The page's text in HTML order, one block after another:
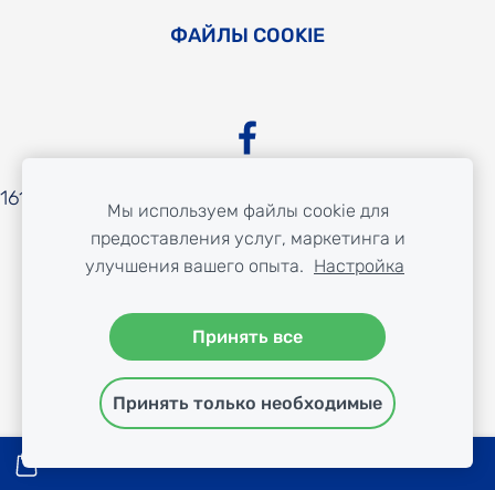
ФАЙЛЫ COOKIE
16153_dQbCFcn9LSpuQZ46yF33W3
Мы используем файлы cookie для
предоставления услуг, маркетинга и
улучшения вашего опыта. Настройка
Принять все
Принять только необходимые